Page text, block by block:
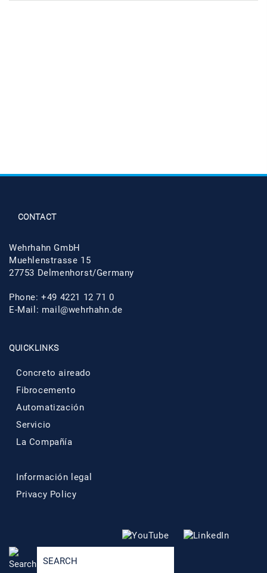
CONTACT
Wehrhahn GmbH
Muehlenstrasse 15
27753 Delmenhorst/Germany
Phone: +49 4221 12 71 0
E-Mail: mail@wehrhahn.de
QUICKLINKS
Concreto aireado
Fibrocemento
Automatización
Servicio
La Compañía
Información legal
Privacy Policy